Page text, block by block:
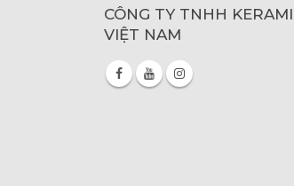
CÔNG TY TNHH
VIỆT NAM